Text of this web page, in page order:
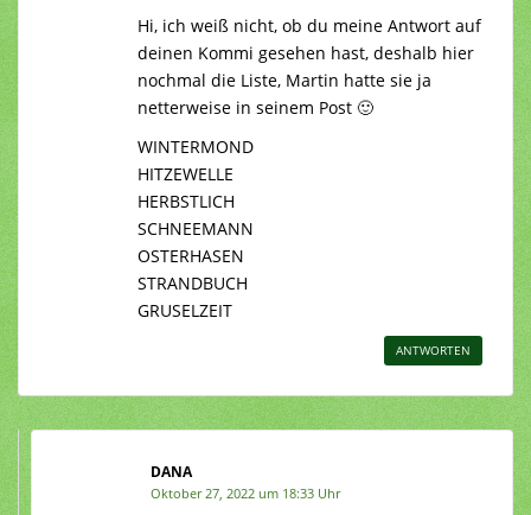
Hi, ich weiß nicht, ob du meine Antwort auf
deinen Kommi gesehen hast, deshalb hier
nochmal die Liste, Martin hatte sie ja
netterweise in seinem Post 🙂
WINTERMOND
HITZEWELLE
HERBSTLICH
SCHNEEMANN
OSTERHASEN
STRANDBUCH
GRUSELZEIT
ANTWORTEN
DANA
Oktober 27, 2022 um 18:33 Uhr